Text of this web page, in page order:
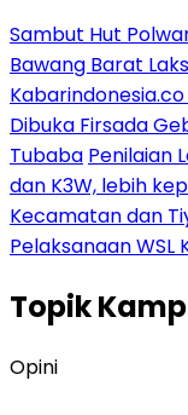
Sambut Hut
Bawang Barat
Dibuka Firsada
Tubaba Penilaian
dan K3W, lebih
Kecamatan dan
Pelaksanaan WSL
Topik
Opini